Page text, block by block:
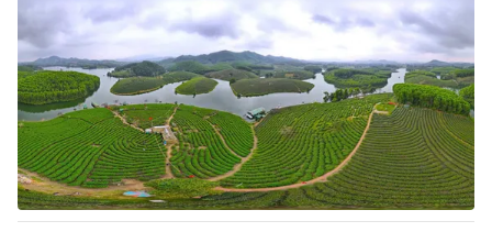
Theo dõi báo trên
Cơ quan chủ quản:Đài Truyền hình Việt Nam
Cơ quan báo chí:Thời báo VTV
Giấy phép hoạt động báo in và báo điện tử số 483/GP-BTTTT
cấp ngày 29/12/2023
Tổng Biên tập:Vũ Thanh Thủy
Phó Tổng Biên tập:Nguyễn Thị Mỹ Hạnh, Phạm Quốc Thắng,